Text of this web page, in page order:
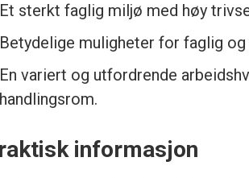
Et sterkt faglig miljø med høy
Betydelige muligheter for faglig
En variert og utfordrende
handlingsrom.
informasjon